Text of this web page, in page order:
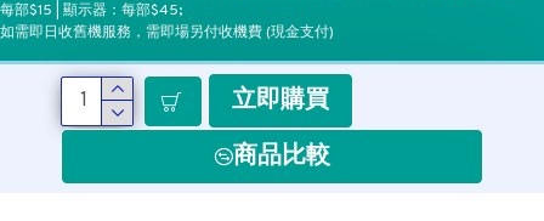
立即購買
商品比較
每部$15 | 顯示器：每部$45;
如需即日收舊機服務，需即場另付收機費 (現金支付)